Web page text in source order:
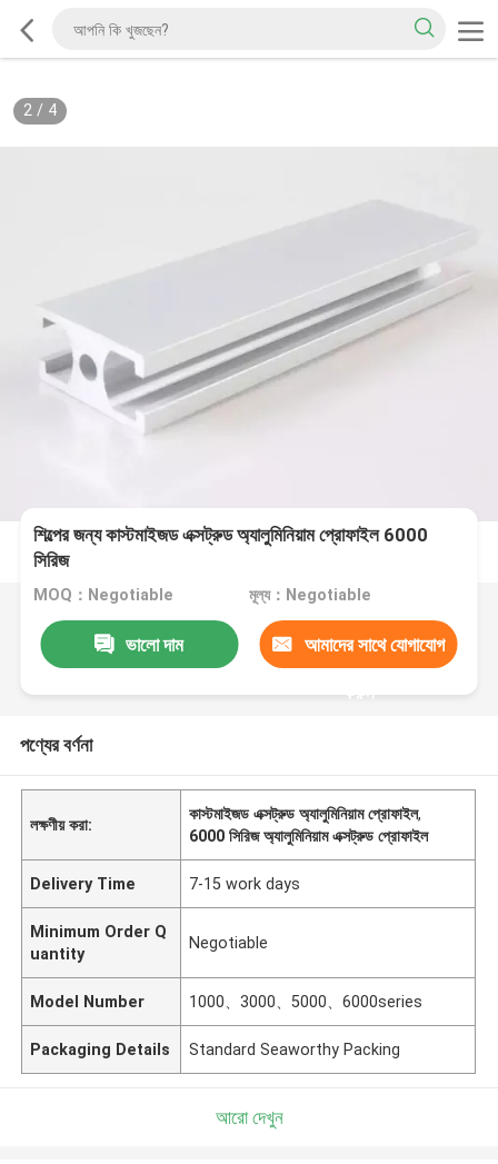
2/ 4
শিল্পের জন্য কাস্টমাইজড এক্সট্রুড অ্যালুমিনিয়াম প্রোফাইল 6000
সিরিজ
MOQ：Negotiable মূল্য：Negotiable
ভালো দাম আমাদের সাথে যোগাযোগ
করুন
পণ্যের বর্ণনা
লক্ষণীয় করা:
কাস্টমাইজড এক্সট্রুড অ্যালুমিনিয়াম প্রোফাইল,
6000 সিরিজ অ্যালুমিনিয়াম এক্সট্রুড প্রোফাইল
Delivery Time 7-15 work days
Minimum Order Q
uantity
Negotiable
Model Number 1000、3000、5000、6000series
Packaging Details Standard Seaworthy Packing
আরো দেখুন